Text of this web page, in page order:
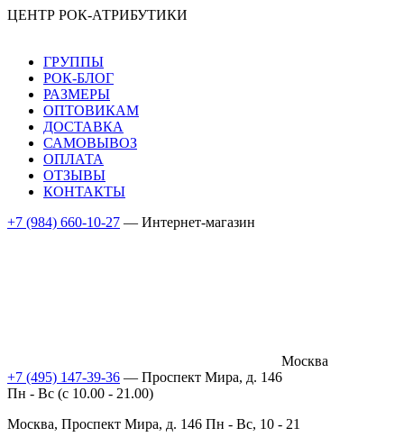
ЦЕНТР РОК-АТРИБУТИКИ
ГРУППЫ
РОК-БЛОГ
РАЗМЕРЫ
ОПТОВИКАМ
ДОСТАВКА
САМОВЫВОЗ
ОПЛАТА
ОТЗЫВЫ
КОНТАКТЫ
+7 (984) 660-10-27 — Интернет-магазин
Москва
+7 (495) 147-39-36 — Проспект Мира, д. 146
Пн - Вс (c 10.00 - 21.00)
Москва, Проспект Мира, д. 146 Пн - Вс, 10 - 21